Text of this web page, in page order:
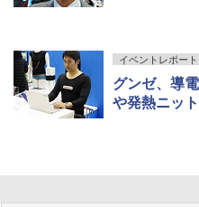
イベントレポート
グンゼ、導
や発熱ニッ